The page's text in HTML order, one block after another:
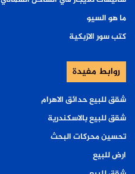
ما هو السيو
كتب سور الازبكية
روابط مفيدة
شقق للبيع حدائق الاهرام
شقق للبيع بالاسكندرية
تحسين محركات البحث
ارض للبيع